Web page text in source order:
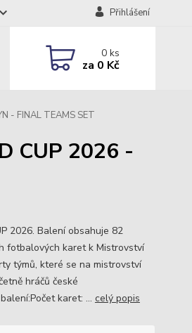
Přihlášení
0ks
za 0 Kč
- FINAL TEAMS SET
CUP 2026 -
2026. Balení obsahuje 82
fotbalových karet k Mistrovství
týmů, které se na mistrovství
hráčů české
karet: ... celý popis